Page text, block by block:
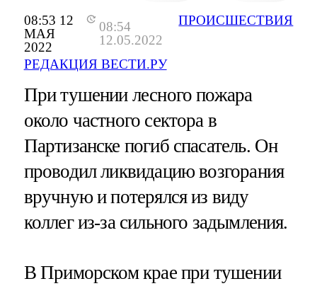
08:53 12
МАЯ
2022
08:54
12.05.2022
РЕДАКЦИЯ ВЕСТИ.РУ
ПРОИСШЕСТВИЯ
При тушении лесного пожара
около частного сектора в
Партизанске погиб спасатель. Он
проводил ликвидацию возгорания
вручную и потерялся из виду
коллег из-за сильного задымления.
В Приморском крае при тушении